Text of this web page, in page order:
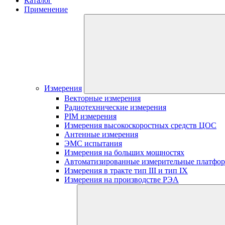
Применение
Измерения
Векторные измерения
Радиотехнические измерения
PIM измерения
Измерения высокоскоростных средств ЦОС
Антенные измерения
ЭМС испытания
Измерения на больших мощностях
Автоматизированные измерительные
Измерения в тракте тип III и тип IX
Измерения на производстве РЭА